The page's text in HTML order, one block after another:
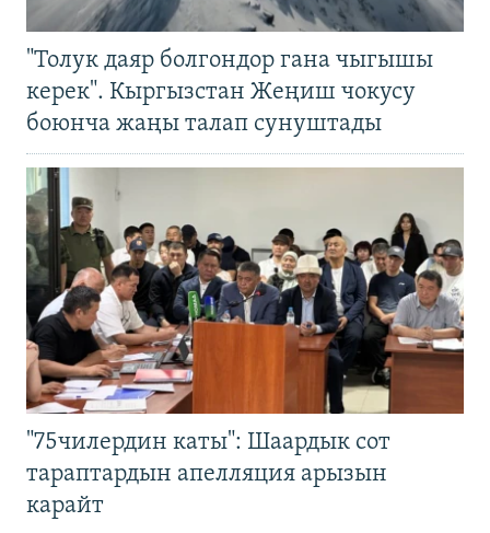
"Толук даяр болгондор гана чыгышы
керек". Кыргызстан Жеңиш чокусу
боюнча жаңы талап сунуштады
"75чилердин каты": Шаардык сот
тараптардын апелляция арызын
карайт